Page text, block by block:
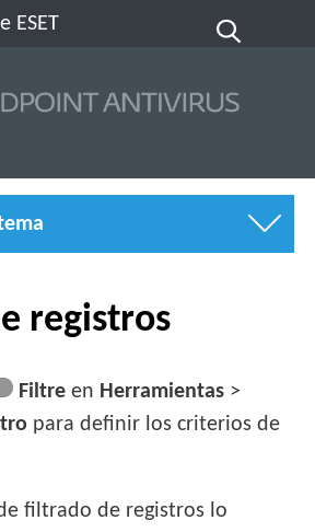
ESET
registros
Filtre en Herramientas >
para definir los criterios de
filtrado de registros lo